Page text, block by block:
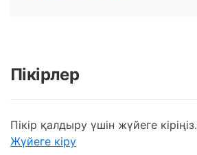
Пікірлер
Пікір қалдыру үшін жүйеге кіріңіз.
Жүйеге кіру